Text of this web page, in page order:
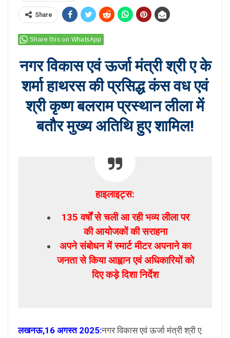
Share
Share this on WhatsApp
नगर विकास एवं ऊर्जा मंत्री श्री ए के
शर्मा हाथरस की प्रसिद्ध कंस वध एवं
श्री कृष्ण बलराम प्रस्थान लीला में
बतौर मुख्य अतिथि हुए शामिल!
हाइलाइट्स:
135 वर्षों से चली आ रही भव्य लीला पर
की आयोजकों की सराहना
अपने संबोधन में स्मार्ट मीटर अपनाने का
जनता से किया आह्वान एवं अधिकारियों को
दिए कड़े दिशा निर्देश
लखनऊ,16 अगस्त 2025:नगर विकास एवं ऊर्जा मंत्री श्री ए.